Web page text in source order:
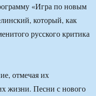
«Игра по новым
который, как
русского критика
отмечая их
жизни. Песни с нового